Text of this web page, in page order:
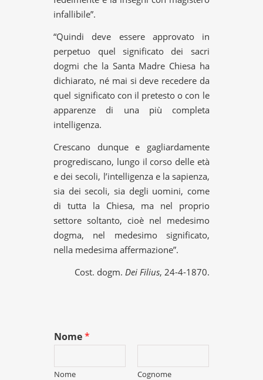
infallibile”.
“Quindi deve essere approvato in
perpetuo quel significato dei sacri
dogmi che la Santa Madre Chiesa ha
dichiarato, né mai si deve recedere da
quel significato con il pretesto o con le
apparenze di una più completa
intelligenza.
Crescano dunque e gagliardamente
progrediscano, lungo il corso delle età
e dei secoli, l’intelligenza e la sapienza,
sia dei secoli, sia degli uomini, come
di tutta la Chiesa, ma nel proprio
settore soltanto, cioè nel medesimo
dogma, nel medesimo significato,
nella medesima affermazione”.
Cost. dogm. Dei Filius, 24-4-1870.
Nome*
Nome Cognome